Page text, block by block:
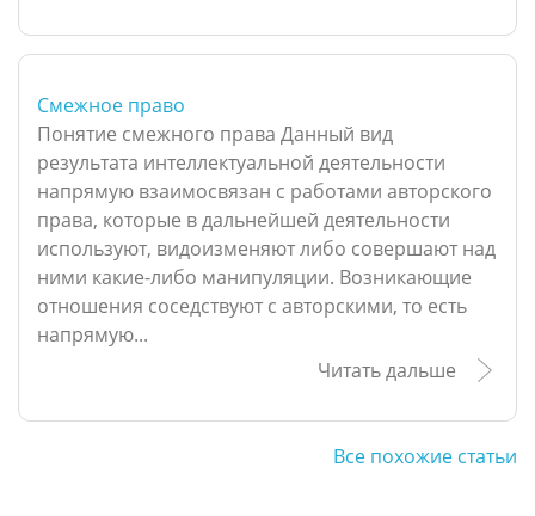
Cмежное право
Понятие смежного права Данный вид
результата интеллектуальной деятельности
напрямую взаимосвязан с работами авторского
права, которые в дальнейшей деятельности
используют, видоизменяют либо совершают над
ними какие-либо манипуляции. Возникающие
отношения соседствуют с авторскими, то есть
напрямую...
Читать дальше
Все похожие статьи